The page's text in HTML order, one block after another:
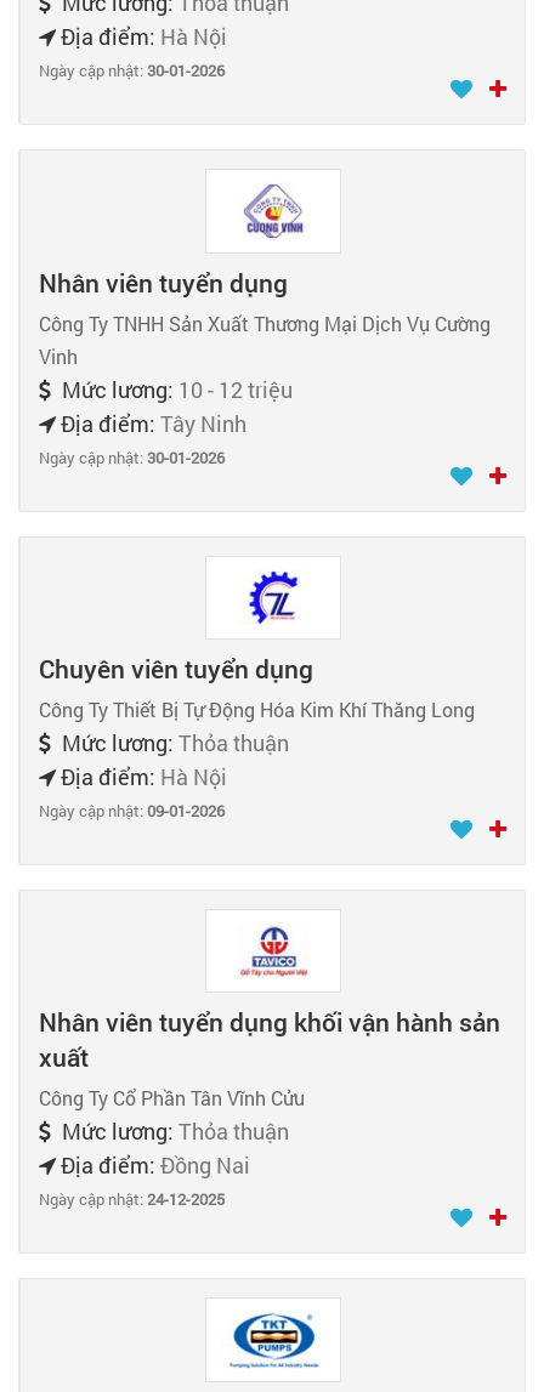
Địa điểm: Hà Nội
Ngày cập nhật:30-01-2026
Nhân viên tuyển dụng
Công Ty TNHH Sản Xuất Thương Mại Dịch Vụ Cường
Vinh
Mức lương: 10 - 12 triệu
Địa điểm: Tây Ninh
Ngày cập nhật:30-01-2026
Chuyên viên tuyển dụng
Công Ty Thiết Bị Tự Động Hóa Kim Khí Thăng Long
Mức lương: Thỏa thuận
Địa điểm: Hà Nội
Ngày cập nhật:09-01-2026
Nhân viên tuyển dụng khối vận hành sản
xuất
Công Ty Cổ Phần Tân Vĩnh Cửu
Mức lương: Thỏa thuận
Địa điểm: Đồng Nai
Ngày cập nhật:24-12-2025